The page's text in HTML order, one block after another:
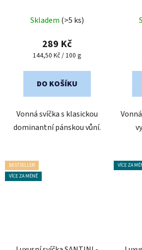
hodnocení
produktu
je
z
Skladem (>5 ks)
289 Kč
Měrná
144,50 Kč / 100 g
DO KOŠÍKU
Vonná svíčka s klasickou
dominantní pánskou vůní.
BESTSELLER
VÍCE ZA MÉNĚ
VÍCE ZA